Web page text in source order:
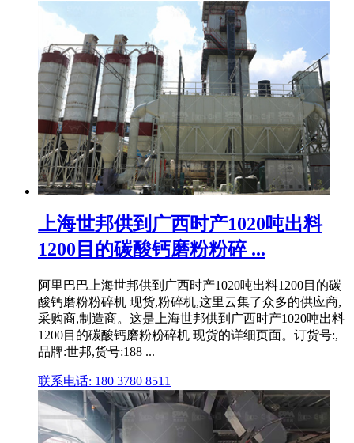
上海世邦供到广西时产1020吨出料
1200目的碳酸钙磨粉粉碎 ...
阿里巴巴上海世邦供到广西时产1020吨出料1200目的碳
酸钙磨粉粉碎机 现货,粉碎机,这里云集了众多的供应商,
采购商,制造商。这是上海世邦供到广西时产1020吨出料
1200目的碳酸钙磨粉粉碎机 现货的详细页面。订货号:,
品牌:世邦,货号:188 ...
联系电话: 180 3780 8511